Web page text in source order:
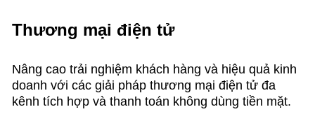
Thương mại điện tử
Nâng cao trải nghiệm khách hàng và hiệu quả kinh
doanh với các giải pháp thương mại điện tử đa
kênh tích hợp và thanh toán không dùng tiền mặt.